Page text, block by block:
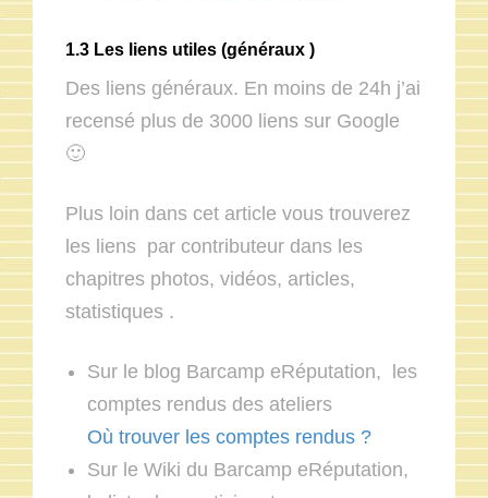
1.3 Les liens utiles (généraux )
Des liens généraux. En moins de 24h j’ai
recensé plus de 3000 liens sur Google
🙂
Plus loin dans cet article vous trouverez
les liens par contributeur dans les
chapitres photos, vidéos, articles,
statistiques .
Sur le blog Barcamp eRéputation, les
comptes rendus des ateliers
Où trouver les comptes rendus ?
Sur le Wiki du Barcamp eRéputation,